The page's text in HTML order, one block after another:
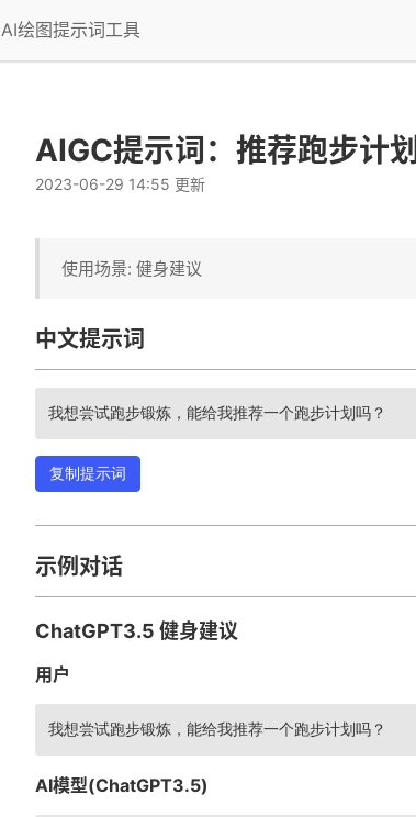
AI绘图提示词工具
AIGC提示词：推荐跑步计划
2023-06-29 14:55 更新
使用场景: 健身建议
中文提示词
我想尝试跑步锻炼，能给我推荐一个跑步计划吗？
复制提示词
示例对话
ChatGPT3.5 健身建议
用户
我想尝试跑步锻炼，能给我推荐一个跑步计划吗？
AI模型(ChatGPT3.5)